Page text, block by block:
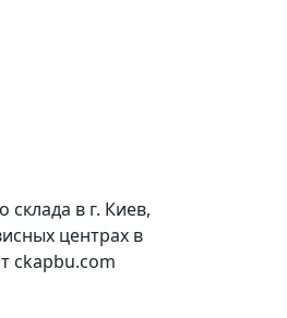
в г. Киев,
центрах в
ckapbu.com